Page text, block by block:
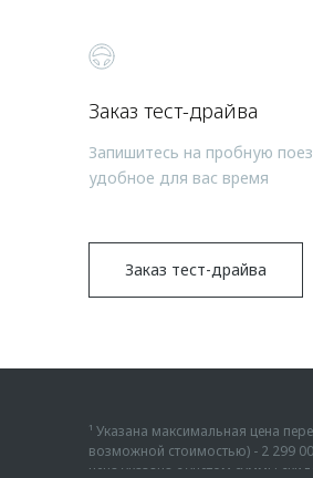
Заказ тест-драйва
Запишитесь на пробную
удобное для вас время
Заказ тест-драйва
¹ Указана максимальная цена
возможной стоимостью) - 2 299
цена указана с учетом суммы